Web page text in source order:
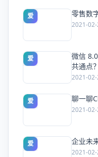
爱 零售数
2021-
爱
微信
共通点？
2021-
爱 聊一聊
2021-
爱 企业未
2021-